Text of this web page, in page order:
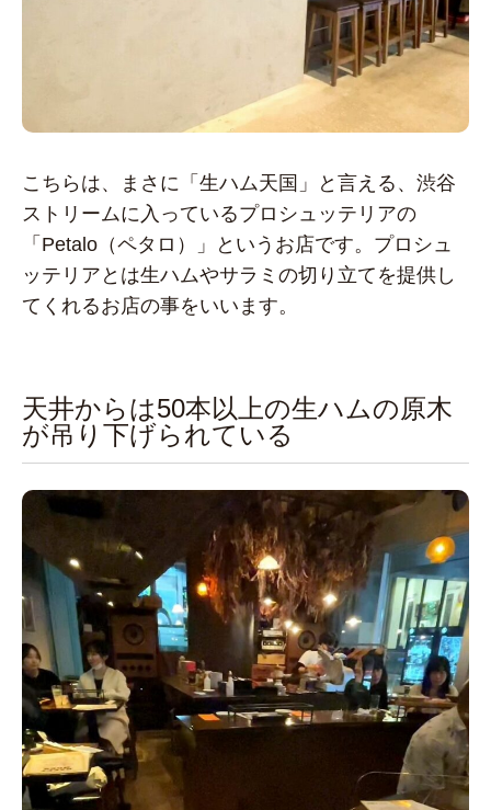
こちらは、まさに「生ハム天国」と言える、渋谷
ストリームに入っているプロシュッテリアの
「Petalo（ペタロ）」というお店です。プロシュ
ッテリアとは生ハムやサラミの切り立てを提供し
てくれるお店の事をいいます。
天井からは50本以上の生ハムの原木
が吊り下げられている